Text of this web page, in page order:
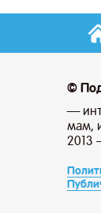
©
—
мам,
2013